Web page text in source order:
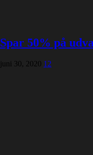
Spar 50% på
juni 30, 2020 12